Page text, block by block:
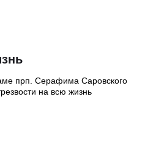
прп. Серафима Саровского
на всю жизнь